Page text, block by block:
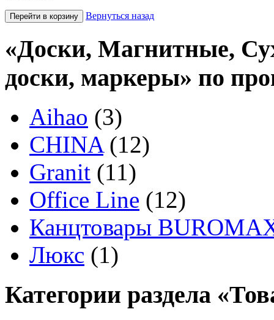
Вернуться назад
«Доски, Магнитные,
доски, маркеры» по
Aihao (3)
CHINA(12)
Granit (11)
Office Line (12)
Канцтовары
Люкс (1)
Категории раздела